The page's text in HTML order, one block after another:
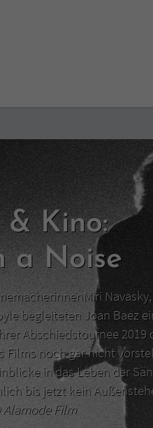
& Kino:
a Noise
begleiteten Joan Baez
Abschiedstournee 2019
Films noch gar nicht
in das Leben der
bis jetzt kein
Alamode Film